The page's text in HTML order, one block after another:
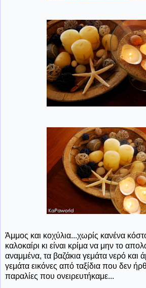
Άμμος και κοχύλια...χωρίς κανένα
καλοκαίρι κι είναι κρίμα να μην το
αναμμένα, τα βαζάκια γεμάτα νερό και
γεμάτα εικόνες από ταξίδια που δεν
παραλίες που ονειρευτήκαμε...